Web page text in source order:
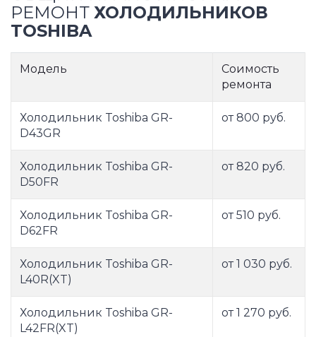
РЕМОНТ ХОЛОДИЛЬНИКОВ
TOSHIBA
Модель
Соимость
ремонта
Холодильник Toshiba GR-
D43GR
от 800 руб.
Холодильник Toshiba GR-
D50FR
от 820 руб.
Холодильник Toshiba GR-
D62FR
от 510 руб.
Холодильник Toshiba GR-
L40R(XT)
от 1 030 руб.
Холодильник Toshiba GR-
L42FR(XT)
от 1 270 руб.